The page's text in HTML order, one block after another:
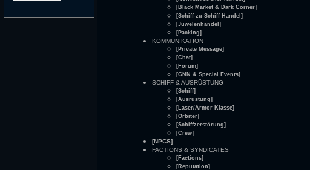
[Black Market & Dark Corner]
[Schiff-zu-Schiff Handel]
[Juwelenhandel]
[Packing]
KOMMUNIKATION
[Private Message]
[Chat]
[Forum]
[GNN & Special Events]
SCHIFF & AUSRÜSTUNG
[Schiff]
[Ausrüstung]
[Laser/Armor Klasse]
[Orbiter]
[Schiffzerstörung]
[Crew]
[NPCS]
FACTIONS & SYNDICATES
[Factions]
[Reputation]